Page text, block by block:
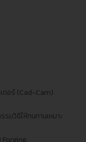
อร์ (Cad-Cam)
มวิธีให้ทนทานเหมาะ